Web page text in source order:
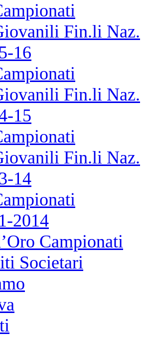
Fin.li Naz.
16
Fin.li Naz.
15
Fin.li Naz.
14
2014
Campionati
Societari